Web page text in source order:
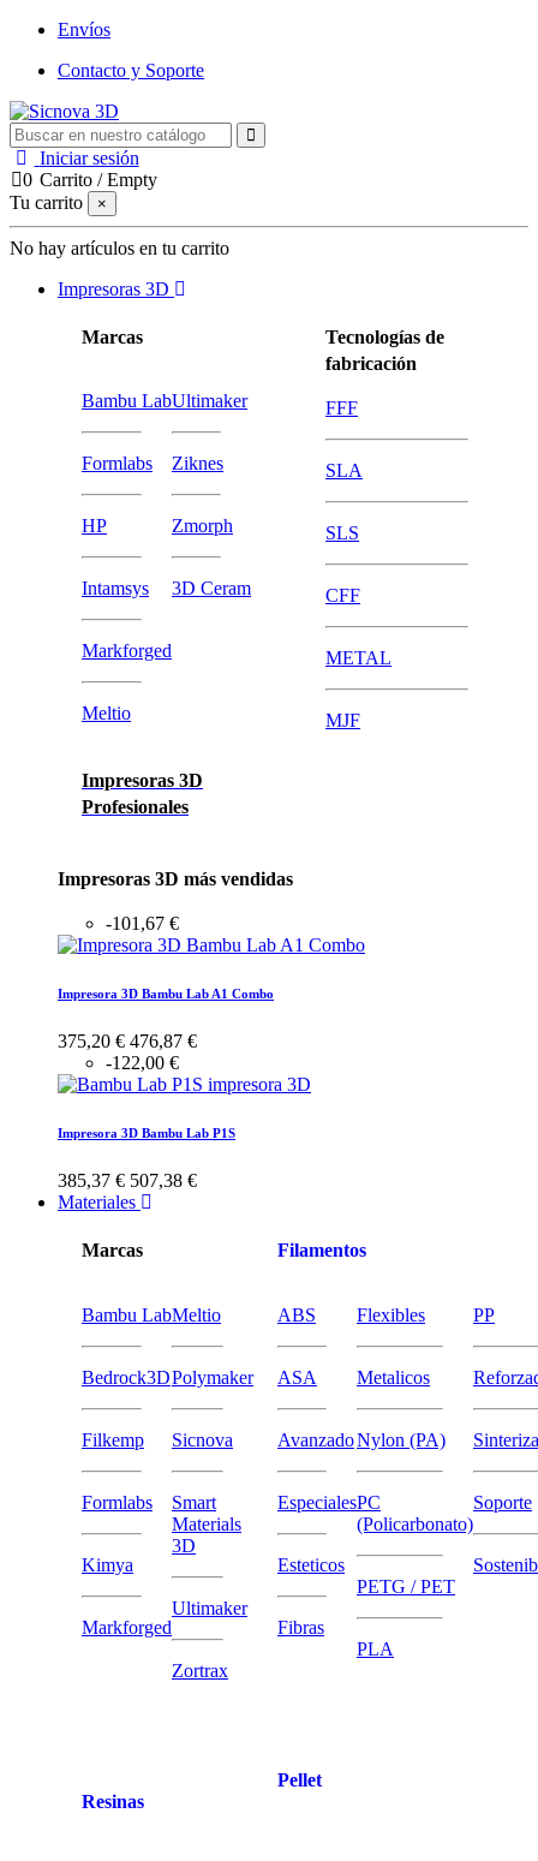
Envíos
Contacto y Soporte
Iniciar sesión
0 Carrito /Empty
Tu carrito
×
No hay artículos en tu carrito
Impresoras 3D
Marcas
Bambu Lab
Formlabs
HP
Intamsys
Markforged
Meltio
Ultimaker
Ziknes
Zmorph
3D Ceram
Impresoras 3D
Profesionales
Tecnologías de
fabricación
FFF
SLA
SLS
CFF
METAL
MJF
Impresoras 3D más vendidas
-101,67 €
Impresora 3D Bambu Lab A1 Combo
375,20 € 476,87 €
-122,00 €
Impresora 3D Bambu Lab P1S
385,37 € 507,38 €
Materiales
Marcas
Bambu Lab
Bedrock3D
Filkemp
Formlabs
Kimya
Markforged
Meltio
Polymaker
Sicnova
Smart
Materials
3D
Ultimaker
Zortrax
Resinas
Filamentos
ABS
ASA
Avanzado
Especiales
Esteticos
Fibras
Flexibles
Metalicos
Nylon (PA)
PC
(Policarbonato)
PETG / PET
PLA
PP
Soporte
Pellet